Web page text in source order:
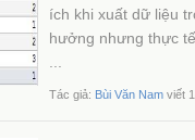
ích khi xuất dữ liệu
hưởng nhưng thực
Tác giả: Bùi Văn Nam viết